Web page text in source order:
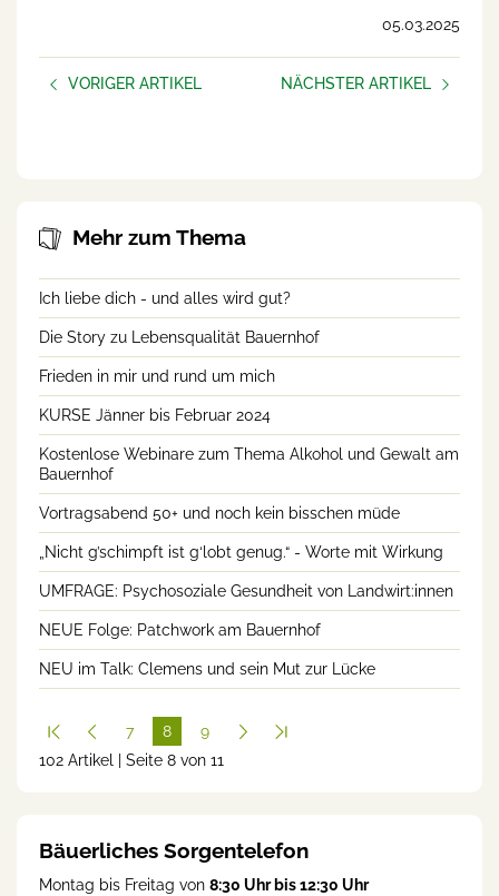
05.03.2025
VORIGER ARTIKEL
NÄCHSTER ARTIKEL
Mehr zum Thema
Ich liebe dich - und alles wird gut?
Die Story zu Lebensqualität Bauernhof
Frieden in mir und rund um mich
KURSE Jänner bis Februar 2024
Kostenlose Webinare zum Thema Alkohol und Gewalt am
Bauernhof
Vortragsabend 50+ und noch kein bisschen müde
„Nicht g’schimpft ist g‘lobt genug.“ - Worte mit Wirkung
UMFRAGE: Psychosoziale Gesundheit von Landwirt:innen
NEUE Folge: Patchwork am Bauernhof
NEU im Talk: Clemens und sein Mut zur Lücke
7
8
(cur
9
102 Artikel | Seite 8 von 11
Bäuerliches Sorgentelefon
Montag bis Freitag von 8:30 Uhr bis 12:30 Uhr